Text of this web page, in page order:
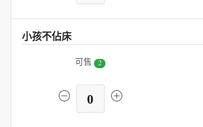
小孩不佔床
可售 2
0